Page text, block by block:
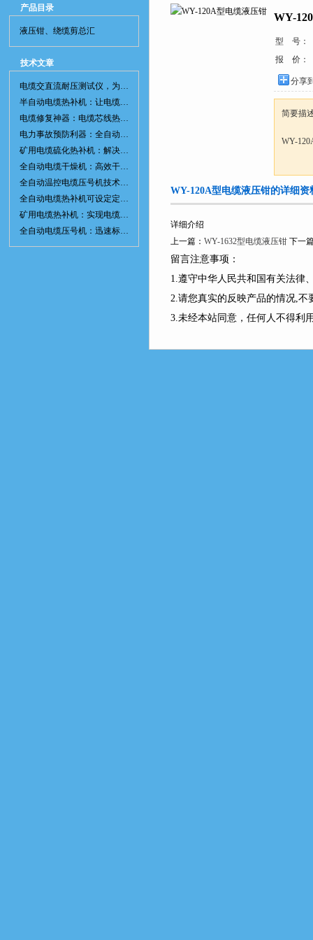
产品目录
液压钳、绕缆剪总汇
技术文章
电缆交直流耐压测试仪，为电网安全保驾护航
半自动电缆热补机：让电缆修复更简单、更高效！
电缆修复神器：电缆芯线热补机如何保障电网安全？
电力事故预防利器：全自动控温电缆热补机
矿用电缆硫化热补机：解决矿山电缆故障的新选择
全自动电缆干燥机：高效干燥，电缆质量
全自动温控电缆压号机技术革新：数字化标识的新趋势
全自动电缆热补机可设定定时功能，实现自动化热补
矿用电缆热补机：实现电缆故障修复的高效装置
全自动电缆压号机：迅速标识电缆的利器
WY-
型 号：
报 价：
分享
简要描
WY-
WY-120A型电缆液压钳的详细资
详细介绍
上一篇： WY-1632型电缆液压钳 下一
留言注意事项：
1.遵守中华人民共和国有关法律
2.请您真实的反映产品的情况,
3.未经本站同意，任何人不得利